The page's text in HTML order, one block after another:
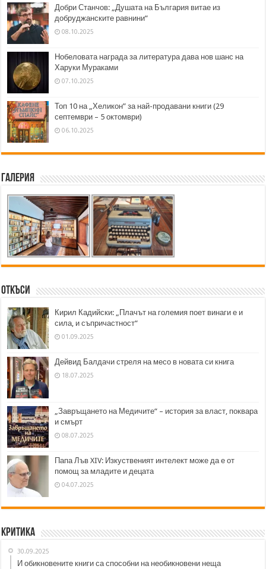
Добри Станчов: „Душата на България витае из
добруджанските равнини“
08.10.2025
Нобеловата награда за литература дава нов шанс на
Харуки Мураками
07.10.2025
Топ 10 на „Хеликон” за най-продавани книги (29
септември – 5 октомври)
06.10.2025
Галерия
Откъси
Кирил Кадийски: „Плачът на големия поет винаги е и
сила, и съпричастност“
01.09.2025
Дейвид Балдачи стреля на месо в новата си книга
18.07.2025
„Завръщането на Медичите“ – история за власт, поквара
и смърт
08.07.2025
Папа Лъв XIV: Изкуственият интелект може да е от
помощ за младите и децата
04.07.2025
Критика
30.09.2025
И обикновените книги са способни на необикновени неща